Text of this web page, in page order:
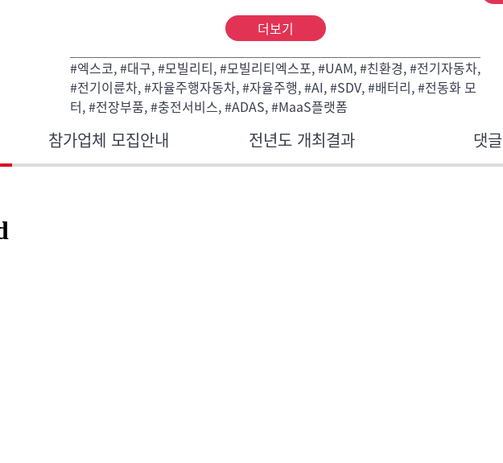
더보기
#엑스코, #대구, #모빌리티, #모빌리티엑스포, #UAM, #친환경, #전기자동차,
#전기이륜차, #자율주행자동차, #자율주행, #AI, #SDV, #배터리, #전동화 모
터, #전장부품, #충전서비스, #ADAS, #MaaS플랫폼
참가업체 모집안내 전년도 개최결과 댓글